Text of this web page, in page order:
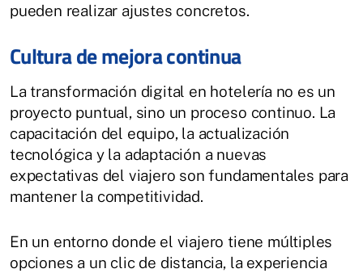
pueden realizar ajustes concretos.
Cultura de mejora continua
La transformación digital en hotelería no es un
proyecto puntual, sino un proceso continuo. La
capacitación del equipo, la actualización
tecnológica y la adaptación a nuevas
expectativas del viajero son fundamentales para
mantener la competitividad.
En un entorno donde el viajero tiene múltiples
opciones a un clic de distancia, la experiencia